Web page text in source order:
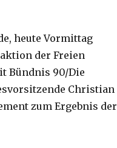
heute Vormittag
der Freien
Bündnis 90/Die
Christian
zum Ergebnis der